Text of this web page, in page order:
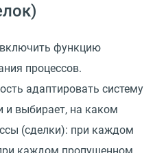
включить функцию
процессов.
адаптировать систему
и выбирает, на каком
(сделки): при каждом
каждом пропущенном.